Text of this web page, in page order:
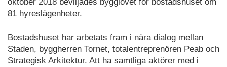
81 hyreslägenheter.
Bostadshuset har arbetats fram i nära dialog mellan
Staden, byggherren Tornet, totalentreprenören Peab och
Strategisk Arkitektur. Att ha samtliga aktörer med i